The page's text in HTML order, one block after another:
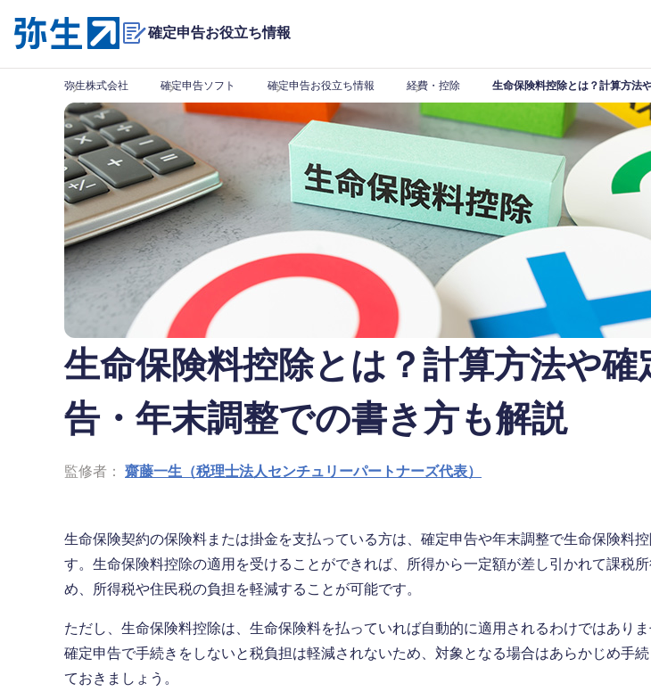
確定申告お役立ち情報
弥生株式会社 確定申告ソフト 確定申告お役立ち情報 経費・控除 生命保険料控除とは？計算方法
生命保険料控除とは？計算方法や確
告・年末調整での書き方も解説
監修者： 齋藤一生（税理士法人センチュリーパートナーズ代表）
生命保険契約の保険料または掛金を支払っている方は、確定申告や年末調整で生命保険料控
す。生命保険料控除の適用を受けることができれば、所得から一定額が差し引かれて課税
め、所得税や住民税の負担を軽減することが可能です。
ただし、生命保険料控除は、生命保険料を払っていれば自動的に適用されるわけではあり
確定申告で手続きをしないと税負担は軽減されないため、対象となる場合はあらかじめ手
ておきましょう。